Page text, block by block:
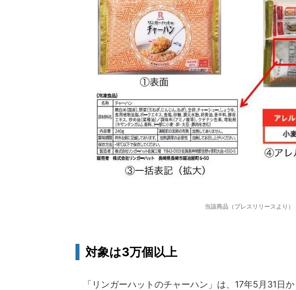
当該商品（プレスリリースより）
対象は3万個以上
「リンガーハットのチャーハン」は、17年5月31日